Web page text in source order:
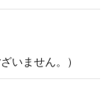
いません。）